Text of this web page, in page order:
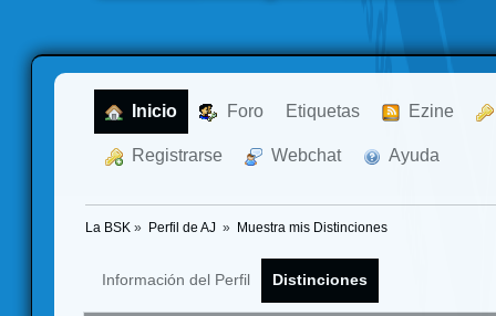
Inicio Foro Etiquetas Ezine
Registrarse Webchat Ayuda
La BSK » Perfil de AJ » Muestra mis Distinciones
Información del Perfil Distinciones